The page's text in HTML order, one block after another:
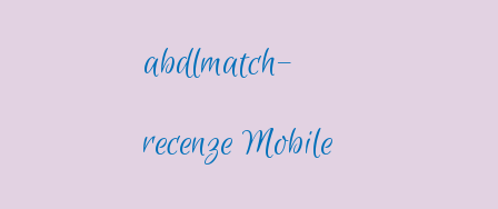
abdlmatch-
recenze Mobile